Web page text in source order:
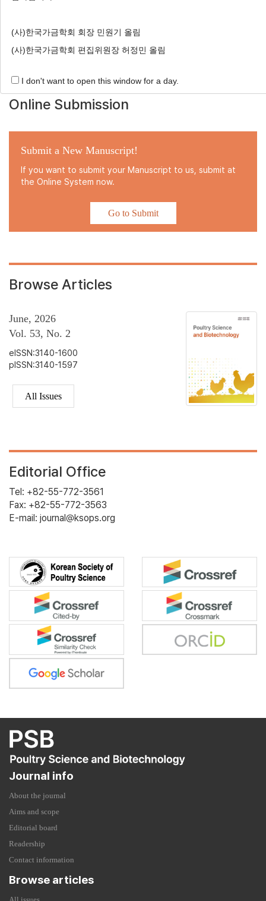
Online Submission
Submit a New Manuscript!
If you want to submit your Manuscript to us, submit at
the Online System now.
Go to Submit
Browse Articles
June, 2026
Vol. 53, No. 2
eISSN:3140-1600
pISSN:3140-1597
All Issues
Editorial Office
Tel: +82-55-772-3561
Fax: +82-55-772-3563
E-mail: journal@ksops.org
Journal info
About the journal
Aims and scope
Editorial board
Readership
Contact information
Browse articles
(사)한국가금학회 회장 민원기 올림
(사)한국가금학회 편집위원장 허정민 올림
I don't want to open this window for a day.